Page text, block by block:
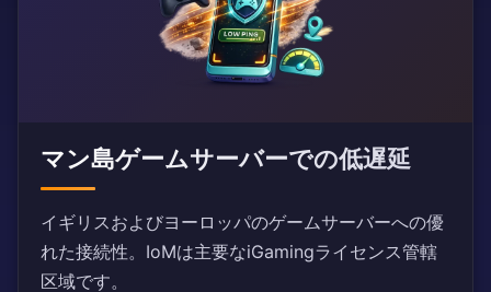
マン島ゲームサーバーでの低遅延
イギリスおよびヨーロッパのゲームサーバーへの優
れた接続性。IoMは主要なiGamingライセンス管轄
区域です。